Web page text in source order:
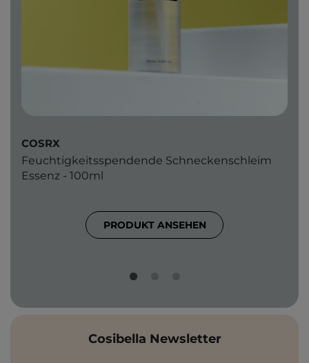
COSRX
Feuchtigkeitsspendende Schneckenschleim
Essenz - 100ml
PRODUKT ANSEHEN
Cosibella Newsletter